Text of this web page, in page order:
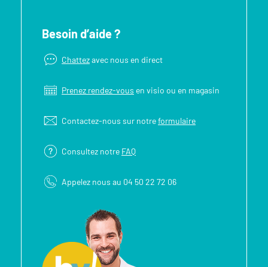
Besoin d’aide ?
Chattezavec nous en direct
Prenez rendez-vous en visio ou en magasin
Contactez-nous sur notreformulaire
Consultez notre FAQ
Appelez nous au 04 50 22 72 06